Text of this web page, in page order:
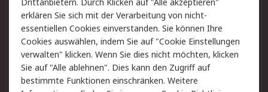
Rechtliches
AGB
Datenschutz
Cookie-Richtlinie
Zahlungsbedingungen
Copyright/Impressum
erklären Sie sich mit der Verarbeitung von nicht-
essentiellen Cookies einverstanden. Sie können Ihre
Cookies auswählen, indem Sie auf "Cookie Einstellungen
verwalten" klicken. Wenn Sie dies nicht möchten, klicken
Sie auf "Alle ablehnen". Dies kann den Zugriff auf
bestimmte Funktionen einschränken. Weitere